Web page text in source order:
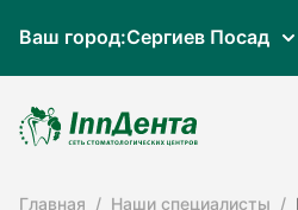
Ваш город:Сергиев Посад
Главная Наши специалисты